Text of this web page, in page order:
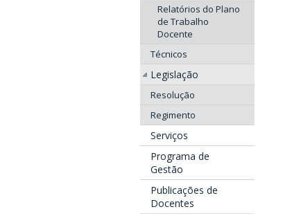
Relatórios do Plano
de Trabalho
Docente
Técnicos
Legislação
Resolução
Regimento
Serviços
Programa de
Gestão
Publicações de
Docentes